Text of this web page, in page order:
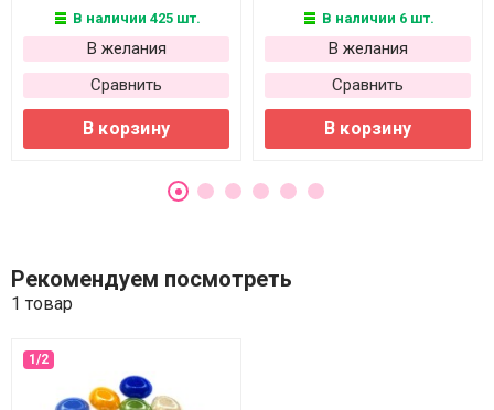
В наличии 425 шт.
В желания
Сравнить
В корзину
В наличии 6 шт.
В желания
Сравнить
В корзину
Рекомендуем посмотреть
1 товар